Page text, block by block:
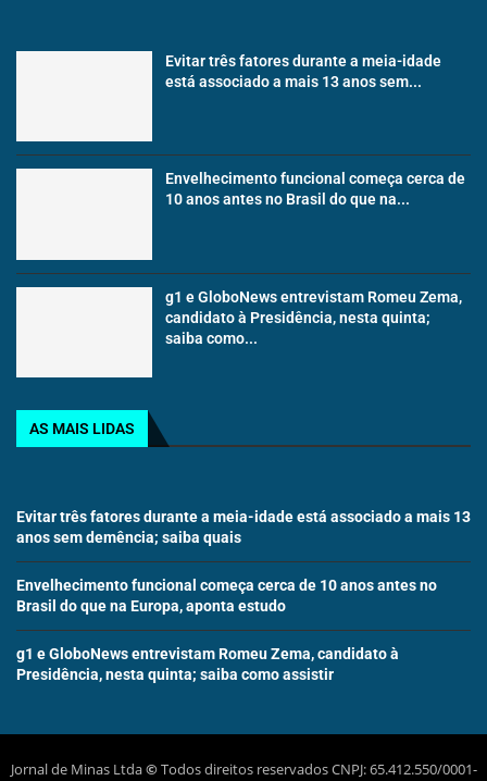
Evitar três fatores durante a meia-idade
está associado a mais 13 anos sem...
Envelhecimento funcional começa cerca de
10 anos antes no Brasil do que na...
g1 e GloboNews entrevistam Romeu Zema,
candidato à Presidência, nesta quinta;
saiba como...
AS MAIS LIDAS
Evitar três fatores durante a meia-idade está associado a mais 13
anos sem demência; saiba quais
Envelhecimento funcional começa cerca de 10 anos antes no
Brasil do que na Europa, aponta estudo
g1 e GloboNews entrevistam Romeu Zema, candidato à
Presidência, nesta quinta; saiba como assistir
Jornal de Minas Ltda©Todos direitos reservados CNPJ: 65.412.550/0001-